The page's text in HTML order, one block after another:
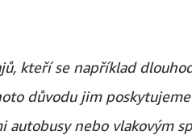
kteří se například
důvodu jim
nebo vlakovým